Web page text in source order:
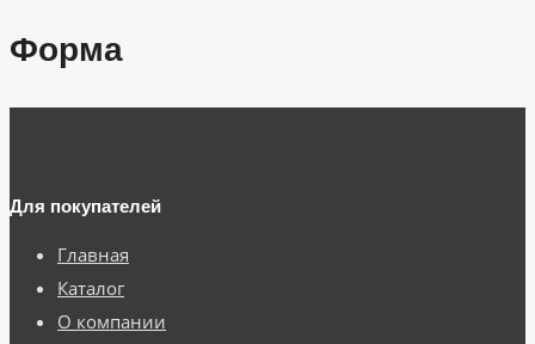
Форма
Для покупателей
Главная
Каталог
О компании